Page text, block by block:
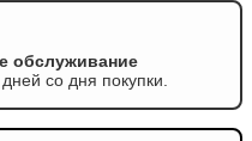
обслуживание
со дня покупки.